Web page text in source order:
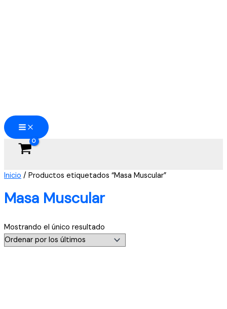
Inicio / Productos etiquetados “Masa Muscular”
Masa Muscular
Mostrando el único resultado